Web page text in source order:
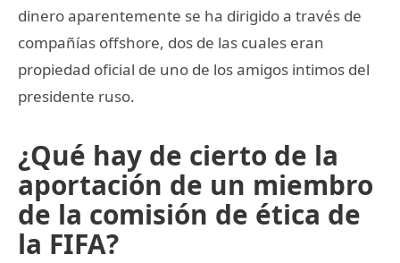
dinero aparentemente se ha dirigido a través de
compañías offshore, dos de las cuales eran
propiedad oficial de uno de los amigos intimos del
presidente ruso.
¿Qué hay de cierto de la
aportación de un miembro
de la comisión de ética de
la FIFA?